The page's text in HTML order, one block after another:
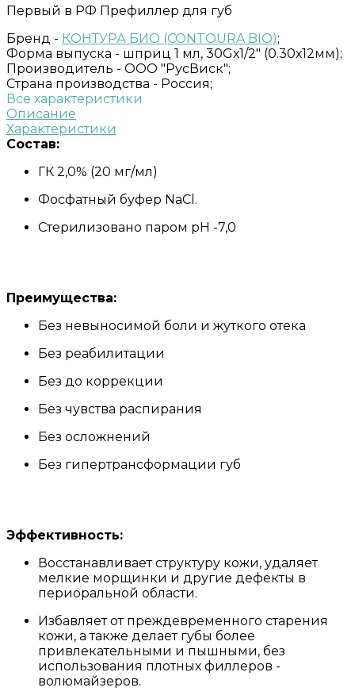
Первый в РФ Префиллер для губ
Бренд - КОНТУРА БИО (CONTOURA BIO);
Форма выпуска - шприц 1 мл, 30Gх1/2" (0.30х12мм);
Производитель - ООО "РусВиск";
Страна производства - Россия;
Все характеристики
Описание
Характеристики
Состав:
ГК 2,0% (20 мг/мл)
Фосфатный буфер NaCl.
Стерилизовано паром pH -7,0
Преимущества:
Без невыносимой боли и жуткого отека
Без реабилитации
Без до коррекции
Без чувства распирания
Без осложнений
Без гипертрансформации губ
Эффективность:
Восстанавливает структуру кожи, удаляет
мелкие морщинки и другие дефекты в
периоральной области.
Избавляет от преждевременного старения
кожи, а также делает губы более
привлекательными и пышными, без
использования плотных филлеров -
волюмайзеров.